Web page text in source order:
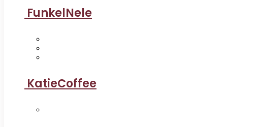
FunkelNele
KatieCoffee